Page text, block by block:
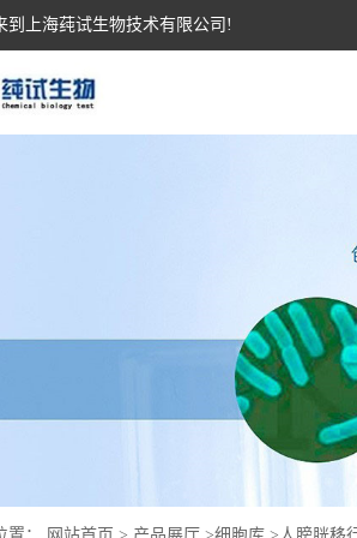
到上海莼试生物技术有限公司!